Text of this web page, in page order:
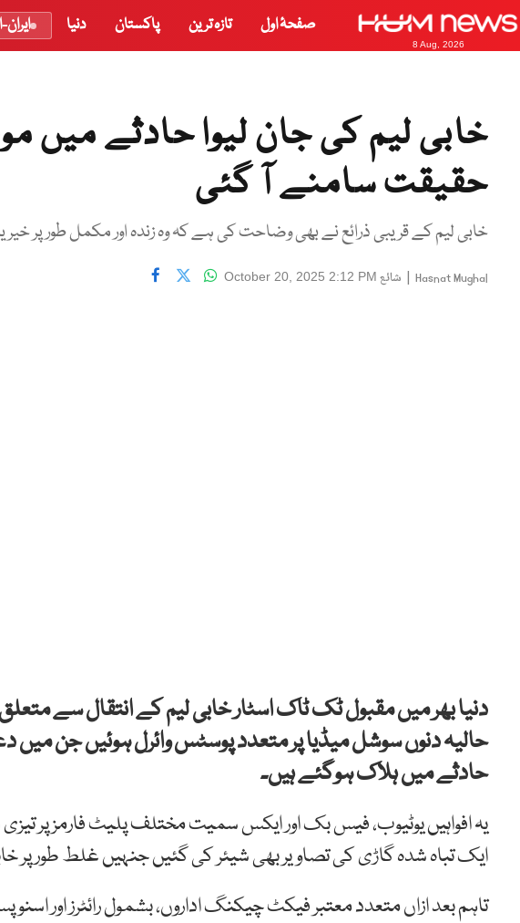
8 Aug, 2026
صفحۂ اول تازہ ترین پاکستان دنیا
خابی لیم کی جان لیوا حادثے میں
حقیقت سامنے آ گئی
خابی لیم کے قریبی ذرائع نے بھی وضاحت کی ہے کہ وہ زندہ اور مکمل طور پر
Hasnat Mughal
| شائع October 20, 2025 2:12 PM
دنیا بھر میں مقبول ٹک ٹاک اسٹار خابی لیم کے انتقال سے
حالیہ دنوں سوشل میڈیا پر متعدد پوسٹس وائرل ہوئیں جن میں
حادثے میں ہلاک ہوگئے ہیں۔
یہ افواہیں یوٹیوب، فیس بک اور ایکس سمیت مختلف پلیٹ فارمز پر
ایک تباہ شدہ گاڑی کی تصاویر بھی شیئر کی گئیں جنہیں غلط طور پر
تاہم بعد ازاں متعدد معتبر فیکٹ چیکنگ اداروں، بشمول رائٹرز اور